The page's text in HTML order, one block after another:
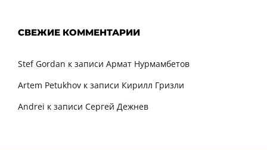
СВЕЖИЕ КОММЕНТАРИИ
Stef Gordan к записи Армат Нурмамбетов
Artem Petukhov к записи Кирилл Гризли
Andrei к записи Сергей Дежнев